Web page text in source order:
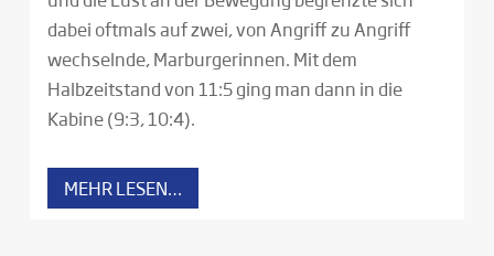
dabei oftmals auf zwei, von Angriff zu Angriff
wechselnde, Marburgerinnen. Mit dem
Halbzeitstand von 11:5 ging man dann in die
Kabine (9:3, 10:4).
MEHR LESEN…